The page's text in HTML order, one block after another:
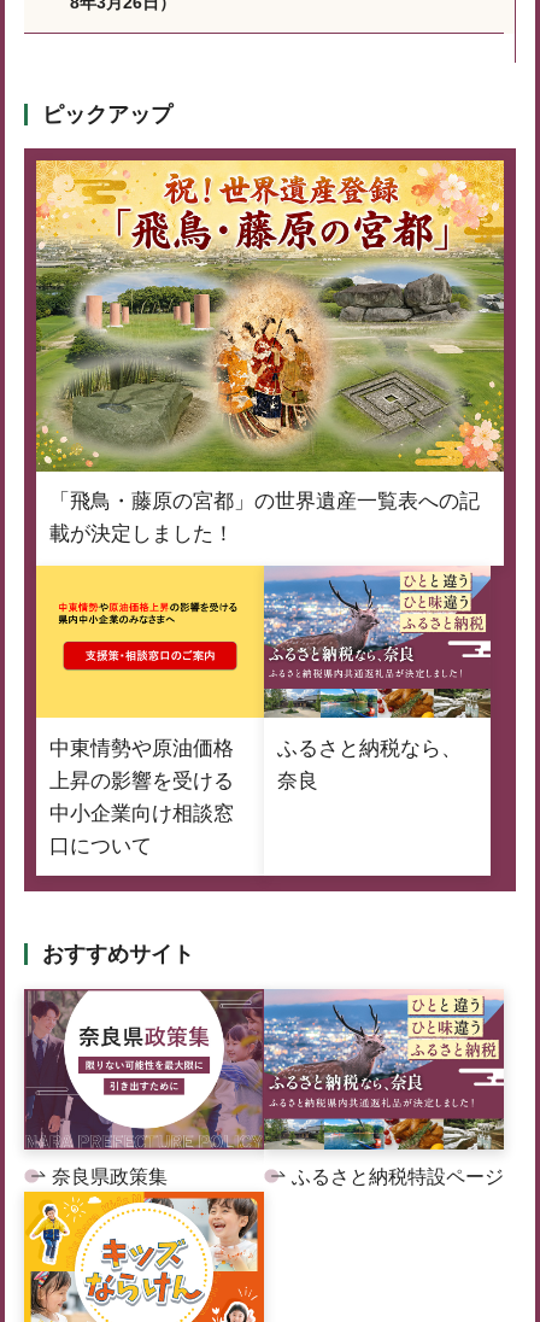
ピックアップ
「飛鳥・藤原の宮都」の世界遺産一覧表への記
載が決定しました！
中東情勢や原油価格
上昇の影響を受ける
中小企業向け相談窓
口について
ふるさと納税なら、
奈良
おすすめサイト
奈良県政策集 ふるさと納税特設ページ